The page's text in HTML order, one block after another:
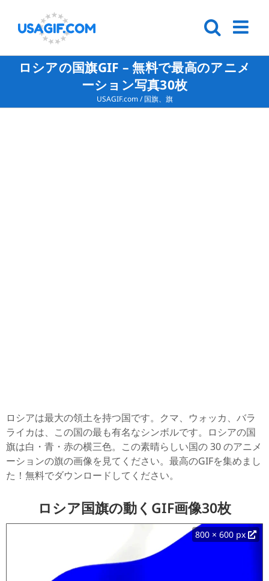
ロシアの国旗GIF – 無料で最高のアニメ
ーション写真30枚
USAGIF.com/国旗、旗
ロシアは最大の領土を持つ国です。クマ、ウォッカ、バラ
ライカは、この国の最も有名なシンボルです。ロシアの国
旗は白・青・赤の横三色。この素晴らしい国の 30 のアニメ
ーションの旗の画像を見てください。最高のGIFを集めまし
た！無料でダウンロードしてください。
ロシア国旗の動くGIF画像30枚
800 × 600 px